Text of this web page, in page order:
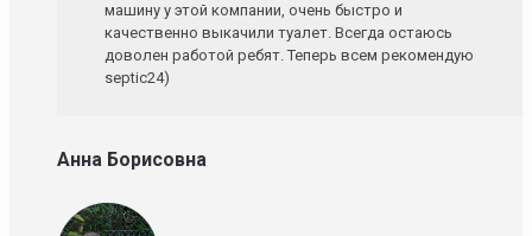
машину у этой компании, очень быстро и
качественно выкачили туалет. Всегда остаюсь
доволен работой ребят. Теперь всем рекомендую
septic24)
Анна Борисовна